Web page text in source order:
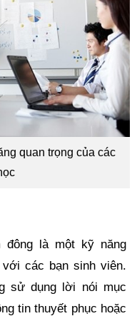
quan trọng của các
đông là một kỹ năng
các bạn sinh viên.
sử dụng lời nói mục
tin thuyết phục hoặc